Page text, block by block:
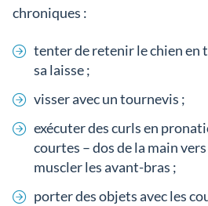
chroniques :
tenter de retenir le chien
sa laisse ;
visser avec un tournevis ;
exécuter des curls en
courtes – dos de la main
muscler les avant-bras ;
porter des objets avec les